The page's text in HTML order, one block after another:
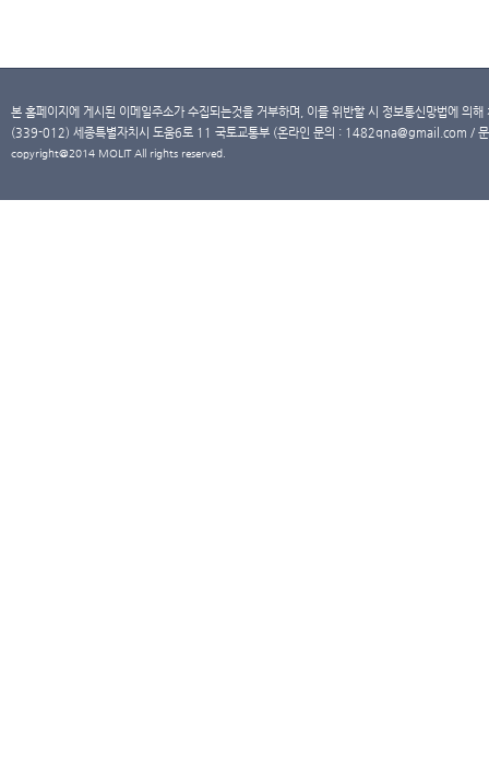
본 홈페이지에 게시된 이메일주소가 수집되는것을 거부하며, 이를 위반할 시 정보통신망법에 의
(339-012) 세종특별자치시 도움6로 11 국토교통부 (온라인 문의 : 1482qna@gmail.com /
copyright@2014 MOLIT All rights reserved.